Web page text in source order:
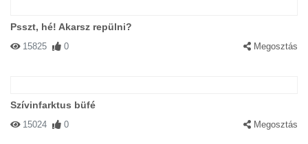
Psszt, hé! Akarsz repülni?
15825 0 Megosztás
Szívinfarktus büfé
15024 0 Megosztás